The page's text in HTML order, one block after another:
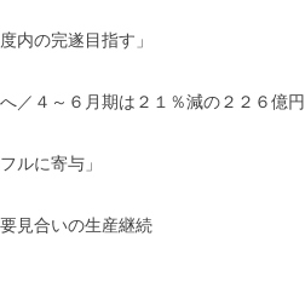
内の完遂目指す」
／４～６月期は２１％減の２２６億円
ルに寄与」
見合いの生産継続